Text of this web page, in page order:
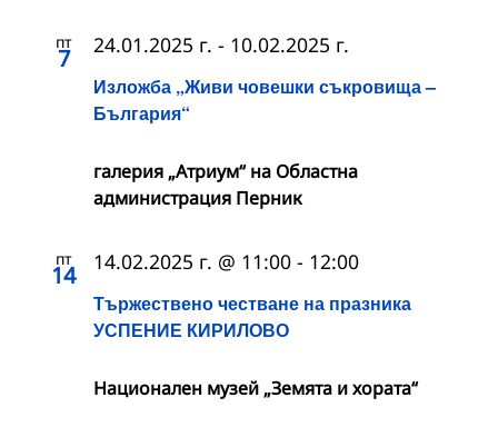
пт
7
Изложба „Живи човешки съкровища –
България“
24.01.2025 г. - 10.02.2025 г.
галерия „Атриум“ на Областна
администрация Перник
пт
14
Тържествено честване на празника
УСПЕНИЕ КИРИЛОВО
14.02.2025 г. @ 11:00 - 12:00
Национален музей „Земята и хората“